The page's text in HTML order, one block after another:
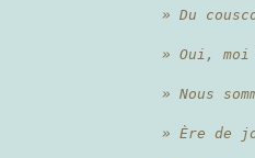
» Du
» Oui,
» Nous
» Ère de